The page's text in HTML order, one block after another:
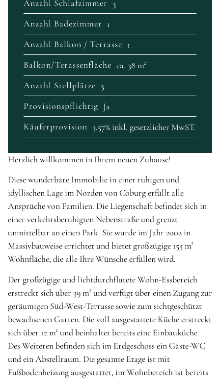
Anzahl Schlafzimmer 3
Anzahl Badezimmer 1
Anzahl Balkon / Terrasse 1
Balkon/Terassenfläche ca. 38 m²
Anzahl Stellplätze 3
Provisionspflichtig Ja
Käuferprovision 3,57% inkl. gesetzlicher MwST.
Herzlich willkommen in Ihrem neuen Zuhause!
Diese wunderbare Immobilie in einer ruhigen und
idyllischen Lage im Norden von Coburg erfüllt alle
Ansprüche von Familien. Die Liegenschaft befindet sich in
einer verkehrsberuhigten Nebenstraße und grenzt
unmittelbar an einen Park. Sie wurde im Jahr 2002 in
Massivbauweise errichtet und bietet großzügige 153 m²
Wohnfläche, die alle Ihre Wünsche erfüllen wird.
Der großzügige und lichtdurchflutete Wohn-Essbereich
erstreckt sich über 39 m² und verfügt über einen Zugang zur
geräumigen Süd-West-Terrasse sowie zum sichtgeschützt
bewachsenen Garten. Die voll ausgestattete Küche erstreckt
sich über 12 m² und beinhaltet bereits eine Einbauküche.
Des Weiteren befinden sich im Erdgeschoss ein Gäste-WC
und ein Abstellraum. Die gesamte Etage ist mit
Fußbodenheizung ausgestattet, im Wohnbereich ist bereits